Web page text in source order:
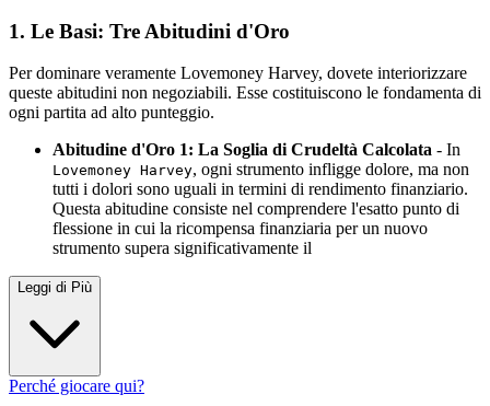
1. Le Basi: Tre Abitudini d'Oro
Per dominare veramente Lovemoney Harvey, dovete interiorizzare
queste abitudini non negoziabili. Esse costituiscono le fondamenta di
ogni partita ad alto punteggio.
Abitudine d'Oro 1: La Soglia di Crudeltà Calcolata - In
Lovemoney Harvey, ogni strumento infligge dolore, ma non
tutti i dolori sono uguali in termini di rendimento finanziario.
Questa abitudine consiste nel comprendere l'esatto punto di
flessione in cui la ricompensa finanziaria per un nuovo
strumento supera significativamente il
Leggi di Più
Perché giocare qui?